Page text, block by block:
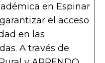
en Espinar
el acceso
en las
A través de